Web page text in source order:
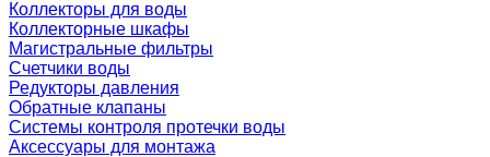
Коллекторы для воды
Коллекторные шкафы
Магистральные фильтры
Счетчики воды
Редукторы давления
Обратные клапаны
Системы контроля протечки воды
Аксессуары для монтажа